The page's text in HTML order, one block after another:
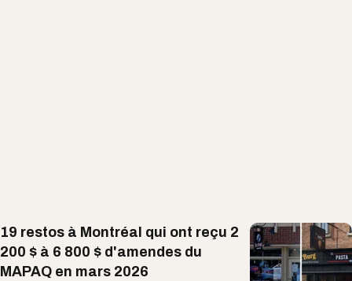
19 restos à Montréal qui ont reçu 2
200 $ à 6 800 $ d'amendes du
MAPAQ en mars 2026